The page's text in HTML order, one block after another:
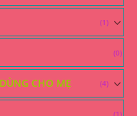
(1)
(0)
CHO MẸ (4)
(1)